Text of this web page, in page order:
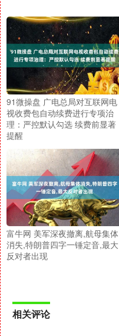
91微操盘 广电总局对互联网电
视收费包自动续费进行专项治
理：严控默认勾选 续费前显著
提醒
富牛网 美军深夜撤离,航母集体
消失,特朗普四字一锤定音,最大
反对者出现
相关评论